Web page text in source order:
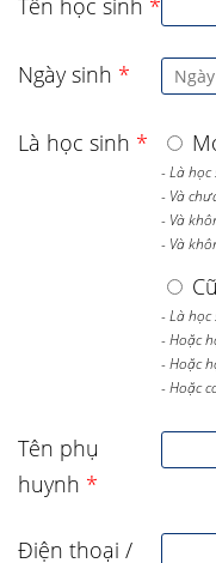
Tên học sinh *
Ngày sinh *
Là học sinh *
- Là
- Và
- Và
- Và
Cũ
- Là học
- Hoặc
- Hoặc
- Hoặc
Tên phụ
huynh *
Điện thoại /